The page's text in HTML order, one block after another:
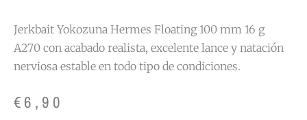
Jerkbait Yokozuna Hermes Floating 100 mm 16 g
A270 con acabado realista, excelente lance y natación
nerviosa estable en todo tipo de condiciones.
€6,90